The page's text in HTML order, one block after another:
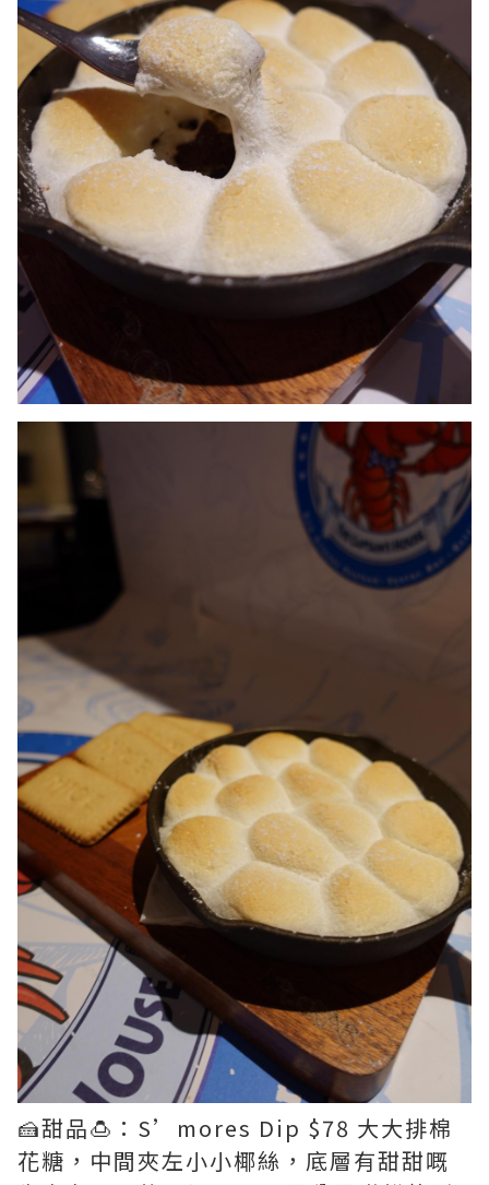
🍰甜品🍮：S’mores Dip $78 大大排棉
花糖，中間夾左小小椰絲，底層有甜甜嘅